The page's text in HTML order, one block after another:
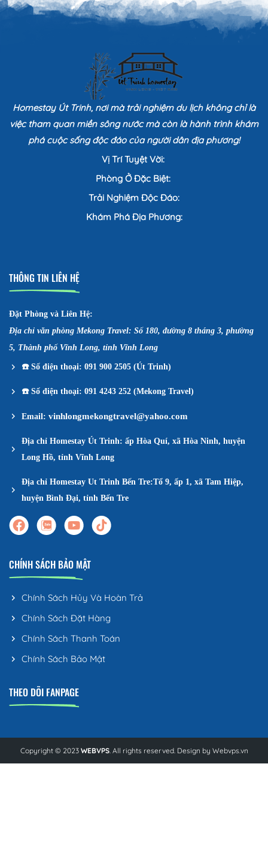
Homestay Út Trinh, nơi mà trải nghiệm du lịch không chỉ là
việc tham quan miền sông nước mà còn là hành trình khám
phá cuộc sống độc đáo của người dân địa phương!
Vị Trí Tuyệt Vời:
Phòng Ở Đặc Biệt:
Trải Nghiệm Độc Đáo:
Khám Phá Địa Phương:
THÔNG TIN LIÊN HỆ
Đặt Phòng và Liên Hệ:
Địa chỉ văn phòng Mekong Travel: Số 180, đường 8 tháng 3, phường
5, Thành phố Vĩnh Long, tỉnh Vĩnh Long
☎️Số điện thoại: 091 900 2505 (Út Trinh)
☎️Số điện thoại: 091 4243 252 (Mekong Travel)
Email: vinhlongmekongtravel@yahoo.com
Địa chỉ Homestay Út Trinh: ấp Hòa Quí, xã Hòa Ninh, huyện
Long Hồ, tỉnh Vĩnh Long
Địa chỉ Homestay Ut Trinh Bến Tre:Tổ 9, ấp 1, xã Tam Hiệp,
huyện Bình Đại, tỉnh Bến Tre
CHÍNH SÁCH BẢO MẬT
Chính Sách Hủy Và Hoàn Trả
Chính Sách Đặt Hàng
Chính Sách Thanh Toán
Chính Sách Bảo Mật
THEO DÕI FANPAGE
Copyright © 2023 WEBVPS. All rights reserved. Design by Webvps.vn